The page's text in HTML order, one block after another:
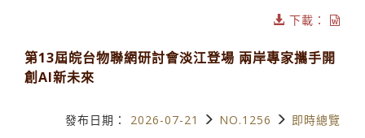
下載：
第13屆皖台物聯網研討會淡江登場 兩岸專家攜手開
創AI新未來
發布日期： 2026-07-21 NO.1256 即時總覽